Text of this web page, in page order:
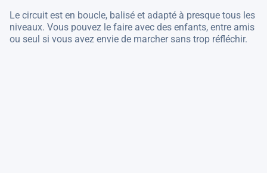
Le circuit est en boucle, balisé et adapté à presque tous les
niveaux. Vous pouvez le faire avec des enfants, entre amis
ou seul si vous avez envie de marcher sans trop réfléchir.